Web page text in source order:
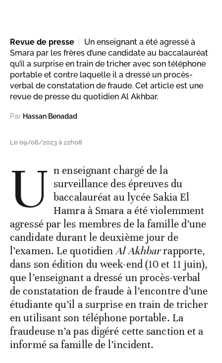
Revue de presse
Un enseignant a été agressé à
Smara par les frères d’une candidate au baccalauréat
qu’il a surprise en train de tricher avec son téléphone
portable et contre laquelle il a dressé un procès-
verbal de constatation de fraude. Cet article est une
revue de presse du quotidien Al Akhbar.
Par Hassan Benadad
Le 09/06/2023 à 22h08
U n enseignant chargé de la
surveillance des épreuves du
baccalauréat au lycée Sakia El
Hamra à Smara a été violemment
agressé par les membres de la famille d’une
candidate durant le deuxième jour de
l’examen. Le quotidienAlAkhbarrapporte,
dans son édition du week-end (10 et 11 juin),
que l’enseignant a dressé un procès-verbal
de constatation de fraude à l’encontre d’une
étudiante qu’il a surprise en train de tricher
en utilisant son téléphone portable. La
fraudeuse n’a pas digéré cette sanction et a
informé sa famille de l’incident.